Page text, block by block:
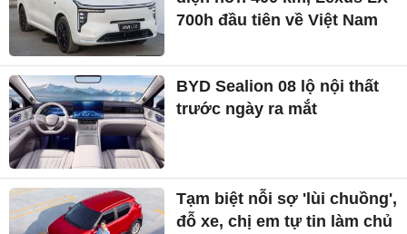
700h đầu tiên về Việt Nam
BYD Sealion 08 lộ nội thất
trước ngày ra mắt
Tạm biệt nỗi sợ 'lùi chuồng',
đỗ xe, chị em tự tin làm chủ